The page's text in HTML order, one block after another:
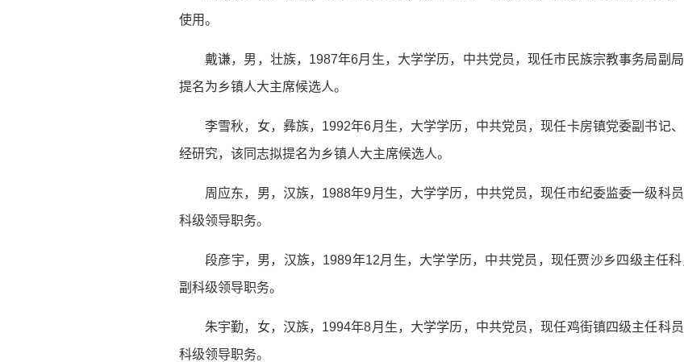
使用。
戴谦，男，壮族，1987年6月生，大学学历，中共党员，现任市民族宗教事务局副
提名为乡镇人大主席候选人。
李雪秋，女，彝族，1992年6月生，大学学历，中共党员，现任卡房镇党委副书记
经研究，该同志拟提名为乡镇人大主席候选人。
周应东，男，汉族，1988年9月生，大学学历，中共党员，现任市纪委监委一级科
科级领导职务。
段彦宇，男，汉族，1989年12月生，大学学历，中共党员，现任贾沙乡四级主任
副科级领导职务。
朱宇勤，女，汉族，1994年8月生，大学学历，中共党员，现任鸡街镇四级主任科
科级领导职务。